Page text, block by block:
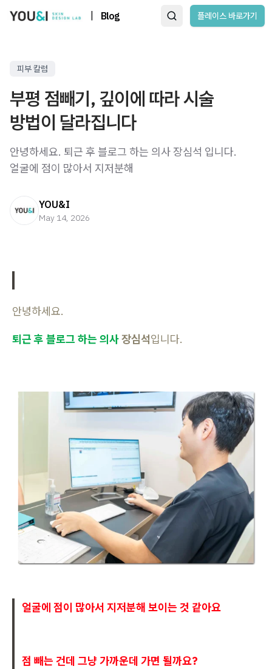
Blog 플레이스 바로가기
피부 칼럼
부평 점빼기, 깊이에 따라 시술
방법이 달라집니다
안녕하세요. 퇴근 후 블로그 하는 의사 장심석 입니다. ​ ​
얼굴에 점이 많아서 지저분해
YOU&I
May 14, 2026
안녕하세요.
퇴근 후 블로그 하는 의사장심석입니다.
얼굴에 점이 많아서 지저분해 보이는 것 같아요
점 빼는 건데 그냥 가까운데 가면 될까요?